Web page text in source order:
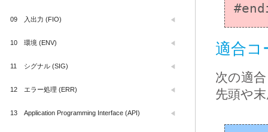
適合コ
次の適
先頭や
09 入出力 (FIO)
10 環境 (ENV)
11 シグナル (SIG)
12 エラー処理 (ERR)
13 Application Programming Interface (API)